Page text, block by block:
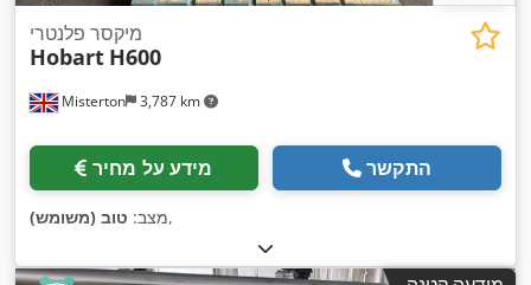
Misterton 3,787 km
מיקסר פלנטרי
Hobart H600
מידע על מחיר התקשר
מצב: טוב (משומש) ,